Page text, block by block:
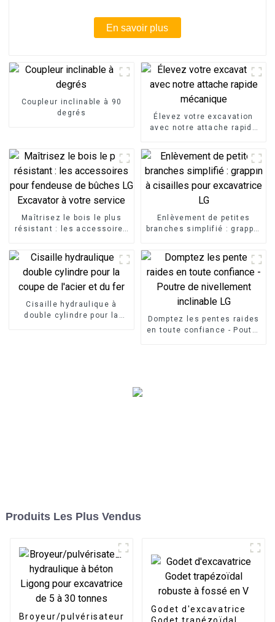
En savoir plus
Coupleur inclinable à 90
degrés
Élevez votre excavation
avec notre attache rapide
Maîtrisez le bois le plus
résistant : les accessoires
service
Enlèvement de petites
branches simplifié : grappin
Cisaille hydraulique à
double cylindre pour la
Domptez les pentes raides
en toute confiance - Poutre
Produits Les Plus Vendus
Broyeur/pulvérisateur
Godet d'excavatrice